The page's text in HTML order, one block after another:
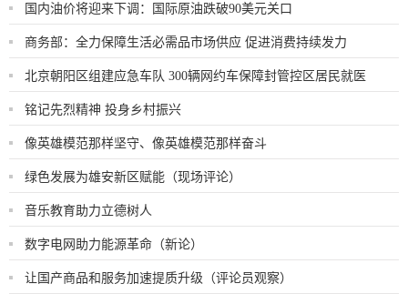
国内油价将迎来下调：国际原油跌破90美元关口
商务部：全力保障生活必需品市场供应 促进消费持续发力
北京朝阳区组建应急车队 300辆网约车保障封管控区居民就医
铭记先烈精神 投身乡村振兴
像英雄模范那样坚守、像英雄模范那样奋斗
绿色发展为雄安新区赋能（现场评论）
音乐教育助力立德树人
数字电网助力能源革命（新论）
让国产商品和服务加速提质升级（评论员观察）